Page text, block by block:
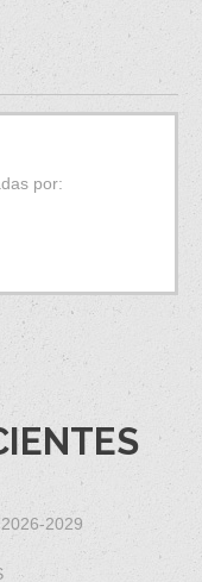
por:
2029